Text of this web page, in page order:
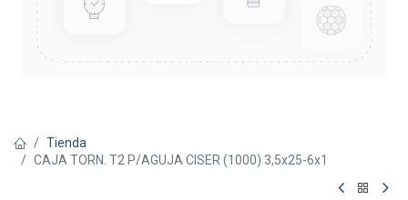
Tienda
CAJA TORN. T2 P/AGUJA CISER (1000) 3,5x25-6x1